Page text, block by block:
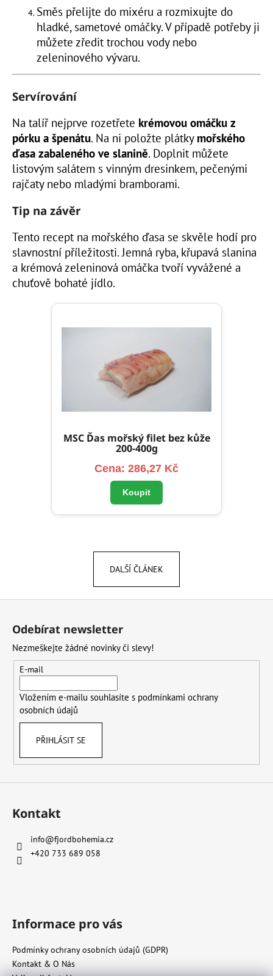
Směs přelijte do mixéru a rozmixujte do
hladké, sametové omáčky. V případě potřeby ji
můžete zředit trochou vody nebo
zeleninového vývaru.
Servírování
Na talíř nejprve rozetřete krémovou omáčku z
pórku a špenátu. Na ni položte plátky mořského
ďasa zabaleného ve slanině. Doplnit můžete
listovým salátem s vinným dresinkem, pečenými
rajčaty nebo mladými bramborami.
Tip na závěr
Tento recept na mořského ďasa se skvěle hodí pro
slavnostní příležitosti. Jemná ryba, křupavá slanina
a krémová zeleninová omáčka tvoří vyvážené a
chuťově bohaté jídlo.
MSC Ďas mořský filet bez kůže
200-400g
Cena: 286,27 Kč
Koupit
DALŠÍ ČLÁNEK
Odebírat newsletter
Nezmeškejte žádné novinky či slevy!
E-mail
Vložením e-mailu souhlasíte s podmínkami ochrany
osobních údajů
PŘIHLÁSIT SE
Kontakt
info@fjordbohemia.cz
+420 733 689 058
Informace pro vás
Podmínky ochrany osobních údajů (GDPR)
Kontakt & O Nás